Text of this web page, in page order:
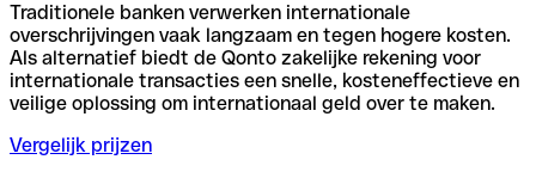
Traditionele banken verwerken internationale
overschrijvingen vaak langzaam en tegen hogere kosten.
Als alternatief biedt de Qonto zakelijke rekening voor
internationale transacties een snelle, kosteneffectieve en
veilige oplossing om internationaal geld over te maken.
Vergelijk prijzen